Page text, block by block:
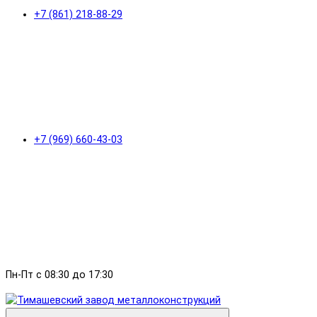
+7 (861) 218-88-29
+7 (969) 660-43-03
Пн-Пт с 08:30 до 17:30